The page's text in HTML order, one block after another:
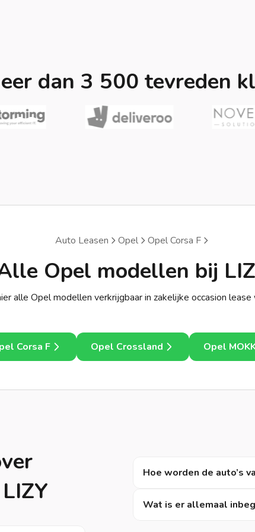
dan 3 500 tevreden
Auto Leasen Opel Opel Corsa F
Opel modellen bij
alle Opel modellen verkrijgbaar in zakelijke occasion lease
Corsa F Opel Crossland Opel
Hoe worden de auto’s
Wat is er allemaal